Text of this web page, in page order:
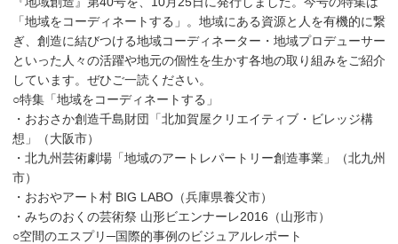
「地域をコーディネートする」。地域にある資源と人を有機的に繋
ぎ、創造に結びつける地域コーディネーター・地域プロデューサー
といった人々の活躍や地元の個性を生かす各地の取り組みをご紹介
しています。ぜひご一読ください。
○特集「地域をコーディネートする」
・おおさか創造千島財団「北加賀屋クリエイティブ・ビレッジ構
想」（大阪市）
・北九州芸術劇場「地域のアートレパートリー創造事業」（北九州
市）
・おおやアート村 BIG LABO（兵庫県養父市）
・みちのおくの芸術祭 山形ビエンナーレ2016（山形市）
○空間のエスプリ─国際的事例のビジュアルレポート